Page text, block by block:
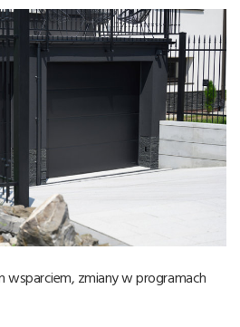
wsparciem, zmiany w programach